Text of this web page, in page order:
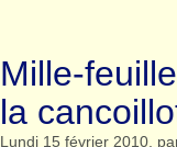
Mille-
la
Lundi 15 février 2010,